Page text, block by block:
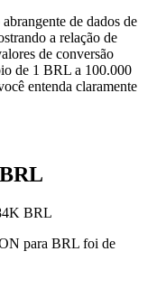
de dados de
a relação de
de conversão
de 1 BRL a 100.000
entenda claramente
BRL
para BRL foi de